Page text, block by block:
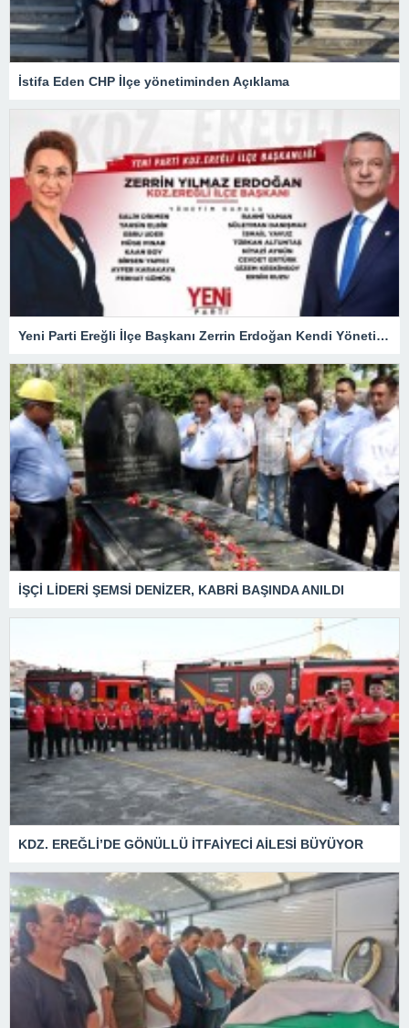
İstifa Eden CHP İlçe yönetiminden Açıklama
Yeni Parti Ereğli İlçe Başkanı Zerrin Erdoğan Kendi Yönetimini Seçti
İŞÇİ LİDERİ ŞEMSİ DENİZER, KABRİ BAŞINDA ANILDI
KDZ. EREĞLİ’DE GÖNÜLLÜ İTFAİYECİ AİLESİ BÜYÜYOR